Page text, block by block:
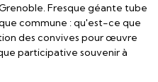
Fresque géante tube
commune : qu'est-ce que
des convives pour œuvre
participative souvenir à